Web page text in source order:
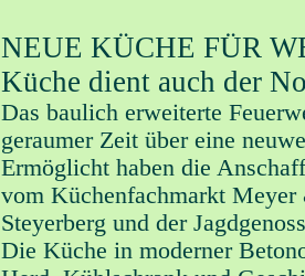
NEUE KÜCHE FÜR
Küche dient auch der
Das baulich erweiterte
geraumer Zeit über eine
Ermöglicht haben die
vom Küchenfachmarkt
Steyerberg und der
Die Küche in moderner